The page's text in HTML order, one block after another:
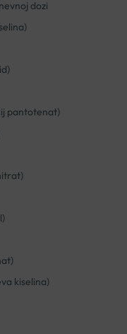
dozi
pantotenat)
kiselina)